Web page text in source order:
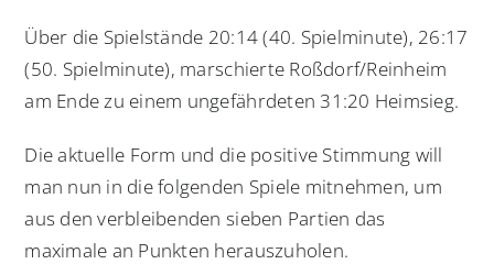
Über die Spielstände 20:14 (40. Spielminute), 26:17
(50. Spielminute), marschierte Roßdorf/Reinheim
am Ende zu einem ungefährdeten 31:20 Heimsieg.
Die aktuelle Form und die positive Stimmung will
man nun in die folgenden Spiele mitnehmen, um
aus den verbleibenden sieben Partien das
maximale an Punkten herauszuholen.